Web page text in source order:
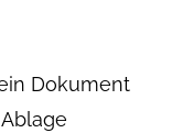
Dokument